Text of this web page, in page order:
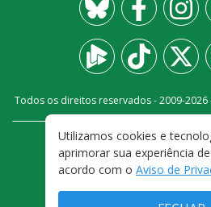
Todos os direitos reservados - 2009-2026
FALE CONOSCO
TERMOS E
Utilizamos cookies e
aprimorar sua experiência
acordo com o Aviso de